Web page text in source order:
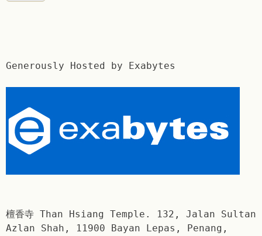
Generously Hosted by Exabytes
檀香寺 Than Hsiang Temple. 132, Jalan Sultan
Azlan Shah, 11900 Bayan Lepas, Penang,